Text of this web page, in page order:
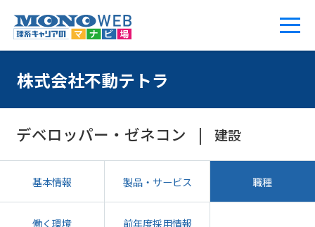
株式会社不動テトラ
デベロッパー・ゼネコン 建設
基本情報 製品・サービス 職種
働く環境 前年度採用情報